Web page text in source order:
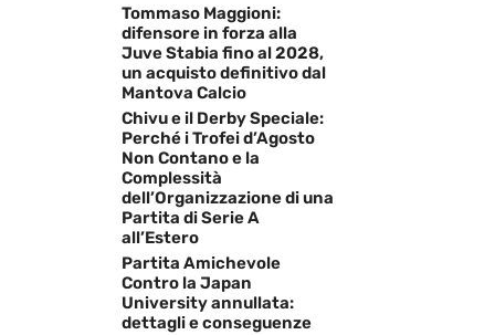
Tommaso Maggioni:
difensore in forza alla
Juve Stabia fino al 2028,
un acquisto definitivo dal
Mantova Calcio
Chivu e il Derby Speciale:
Perché i Trofei d’Agosto
Non Contano e la
Complessità
dell’Organizzazione di una
Partita di Serie A
all’Estero
Partita Amichevole
Contro la Japan
University annullata:
dettagli e conseguenze